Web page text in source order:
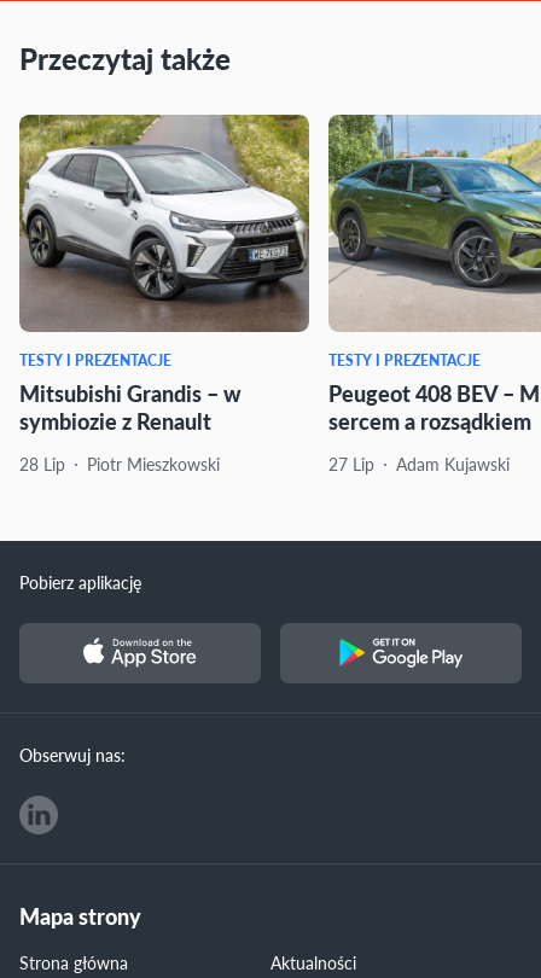
Przeczytaj także
TESTY I PREZENTACJE
Mitsubishi Grandis – w
symbiozie z Renault
28 Lip Piotr Mieszkowski
TESTY I PREZENTACJE
Peugeot 408 BEV –
sercem a rozsądkiem
27 Lip Adam Kujawski
Pobierz aplikację
Obserwuj nas:
Mapa strony
Strona główna
Aktualności